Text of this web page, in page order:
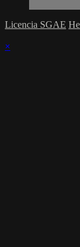
Licencia SGAE
×